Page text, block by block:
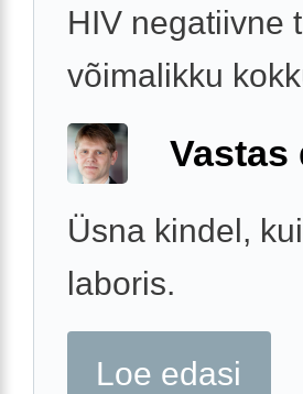
HIV negatiivne
võimalikku
Vastas
Üsna kindel,
laboris.
Loe edasi